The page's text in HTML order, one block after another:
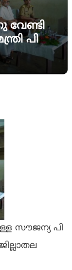
വേണ്ടി
പി
സൗജന്യ പി